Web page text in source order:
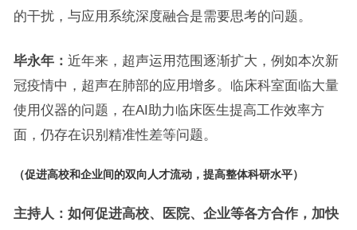
的干扰，与应用系统深度融合是需要思考的问题。
毕永年： 近年来，超声运用范围逐渐扩大，例如本次新
冠疫情中，超声在肺部的应用增多。临床科室面临大量
使用仪器的问题，在AI助力临床医生提高工作效率方
面，仍存在识别精准性差等问题。
（促进高校和企业间的双向人才流动，提高整体科研水平）
主持人： 如何促进高校、医院、企业等各方合作，加快